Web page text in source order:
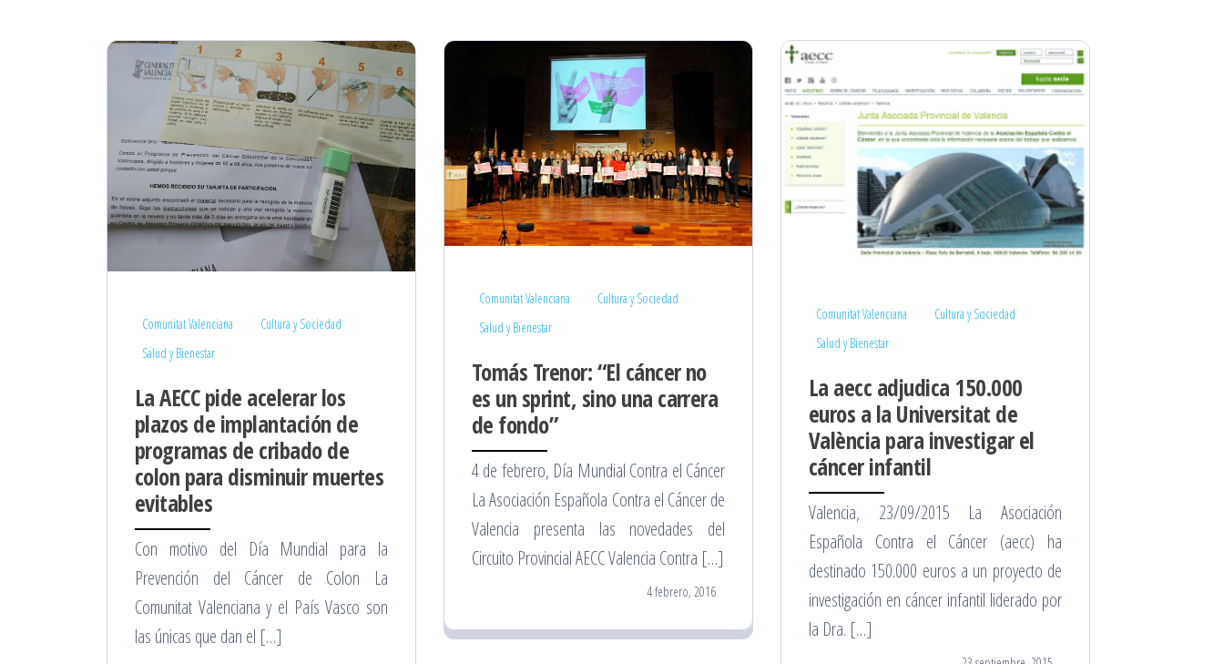
Comunitat Valenciana
Cultura y Sociedad
Salud y Bienestar
La AECC pide acelerar los
plazos de implantación de
programas de cribado de
colon para disminuir muertes
evitables
Con motivo del Día Mundial para la
Prevención del Cáncer de Colon La
Comunitat Valenciana y el País Vasco son
las únicas que dan el […]
Comunitat Valenciana
Cultura y Sociedad
Salud y Bienestar
Tomás Trenor: “El cáncer no
es un sprint, sino una carrera
de fondo”
4 de febrero, Día Mundial Contra el Cáncer
La Asociación Española Contra el Cáncer de
Valencia presenta las novedades del
Circuito Provincial AECC Valencia Contra […]
4 febrero, 2016
Comunitat Valenciana
Cultura y Sociedad
Salud y Bienestar
La aecc adjudica 150.000
euros a la Universitat de
València para investigar el
cáncer infantil
Valencia, 23/09/2015 La Asociación
Española Contra el Cáncer (aecc) ha
destinado 150.000 euros a un proyecto de
investigación en cáncer infantil liderado por
la Dra. […]